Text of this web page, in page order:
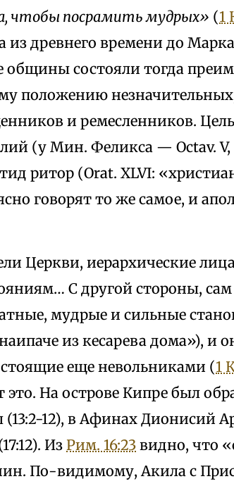
чтобы посрамить мудрых» (1
из древнего времени до
общины состояли тогда
положению
и ремесленников.
(у Мин. Феликса — Octav. V,
ритор (Orat. XLVI:
говорят то же самое, и
Церкви, иерархические
С другой стороны, сам
мудрые и сильные
из кесарева дома»), и
еще невольниками (1
это. На острове Кипре был
12), в Афинах Дионисий
Из Рим. 16:23 видно, что
По-видимому, Акила с